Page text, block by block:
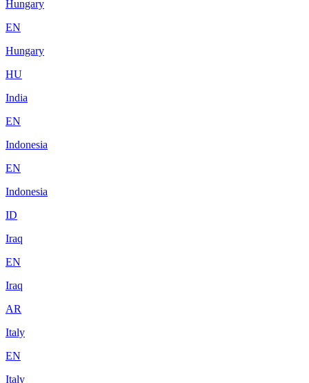
Hungary
EN
Hungary
HU
India
EN
Indonesia
EN
Indonesia
ID
Iraq
EN
Iraq
AR
Italy
EN
Italy